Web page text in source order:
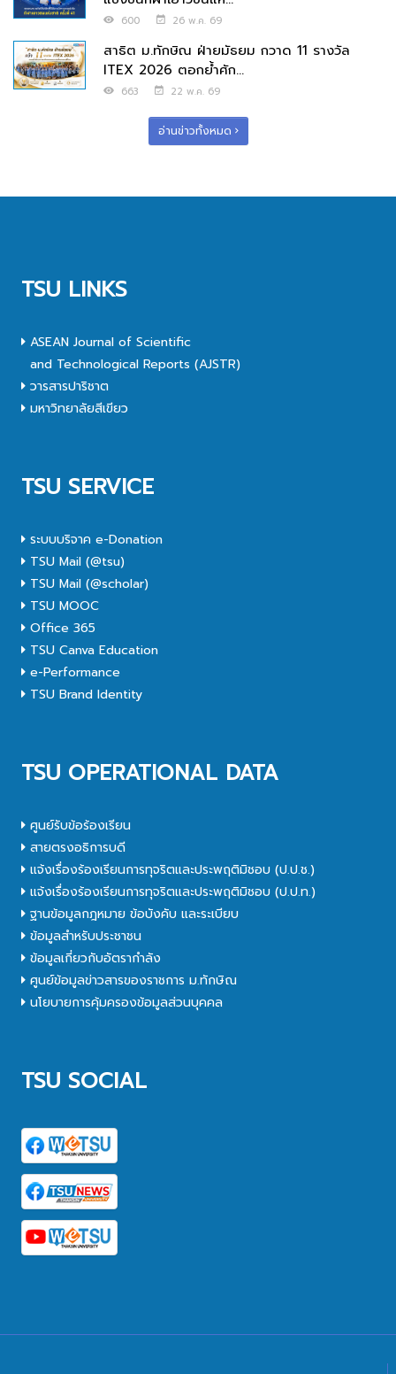
600 26 พ.ค. 69
สาธิต ม.ทักษิณ ฝ่ายมัธยม กวาด 11 รางวัล
ITEX 2026 ตอกย้ำศัก...
663 22 พ.ค. 69
อ่านข่าวทั้งหมด
TSU LINKS
ASEAN Journal of Scientific
and Technological Reports (AJSTR)
วารสารปาริชาต
มหาวิทยาลัยสีเขียว
TSU SERVICE
ระบบบริจาค e-Donation
TSU Mail (@tsu)
TSU Mail (@scholar)
TSU MOOC
Office 365
TSU Canva Education
e-Performance
TSU Brand Identity
TSU OPERATIONAL DATA
ศูนย์รับข้อร้องเรียน
สายตรงอธิการบดี
แจ้งเรื่องร้องเรียนการทุจริตและประพฤติมิชอบ (ป.ป.ช.)
แจ้งเรื่องร้องเรียนการทุจริตและประพฤติมิชอบ (ป.ป.ท.)
ฐานข้อมูลกฎหมาย ข้อบังคับ และระเบียบ
ข้อมูลสำหรับประชาชน
ข้อมูลเกี่ยวกับอัตรากำลัง
ศูนย์ข้อมูลข่าวสารของราชการ ม.ทักษิณ
นโยบายการคุ้มครองข้อมูลส่วนบุคคล
TSU SOCIAL